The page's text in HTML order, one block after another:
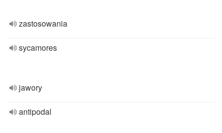
zastosowania
sycamores
jawory
antipodal